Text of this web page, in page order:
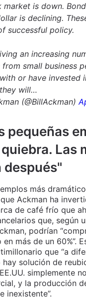
market is down.
is declining.
successful policy.
an increasing
small business
or have invested
will…
(@BillAckman)
pequeñas
Las
después"
más
Ackman ha
de café frío que
que, según
podrían
más de un 60%”.
que “a
hay solución de
simplemente
y la producción
inexistente”.